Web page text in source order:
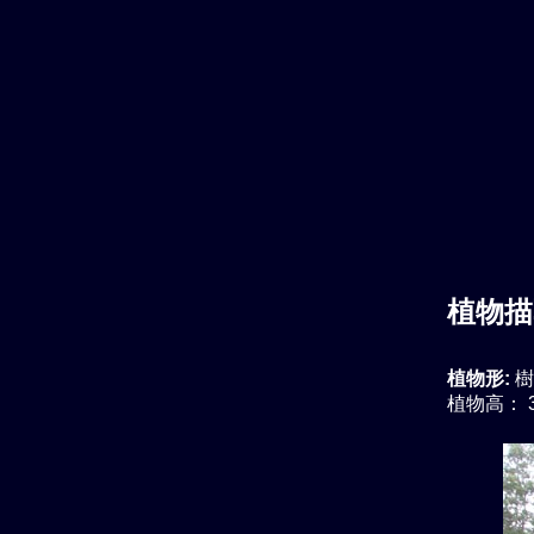
植物
植物形: 樹
植物高：